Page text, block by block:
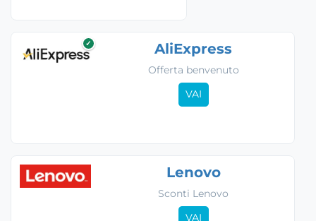
✓ AliExpress
Offerta benvenuto
VAI
Lenovo
Sconti Lenovo
VAI